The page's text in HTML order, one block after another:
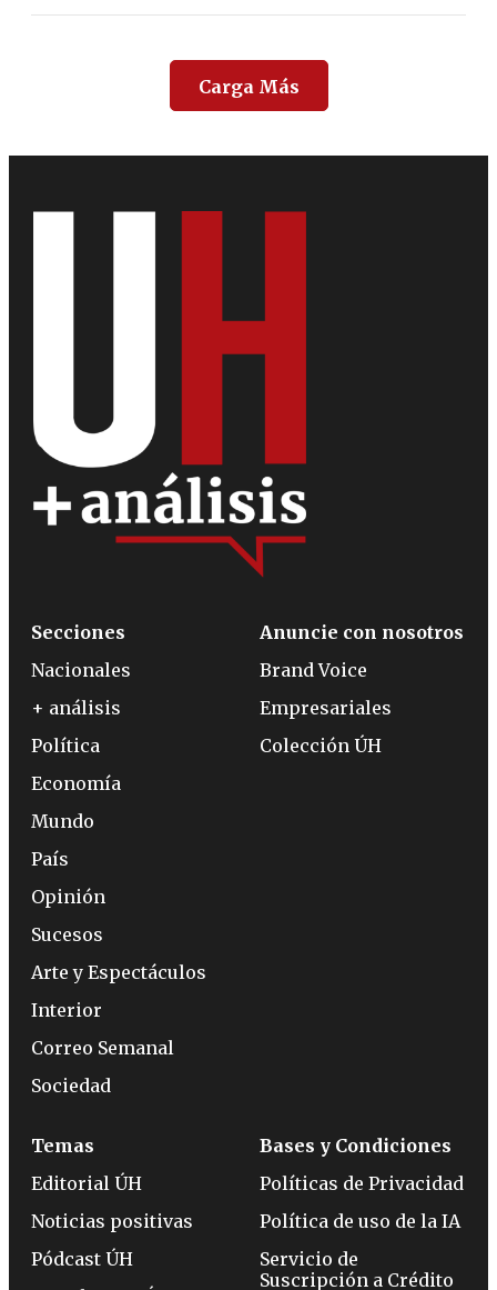
Carga Más
Secciones
Nacionales
+ análisis
Política
Economía
Mundo
País
Opinión
Sucesos
Arte y Espectáculos
Interior
Correo Semanal
Sociedad
Anuncie con nosotros
Brand Voice
Empresariales
Colección ÚH
Temas
Editorial ÚH
Noticias positivas
Pódcast ÚH
Bases y Condiciones
Políticas de Privacidad
Política de uso de la IA
Servicio de
Suscripción a Crédito